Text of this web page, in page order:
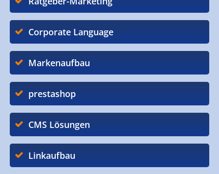
Corporate Language
Markenaufbau
prestashop
CMS Lösungen
Linkaufbau